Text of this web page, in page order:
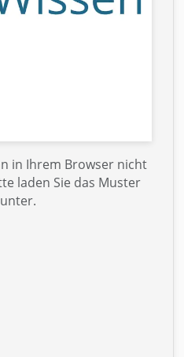
in Ihrem Browser nicht
laden Sie das Muster